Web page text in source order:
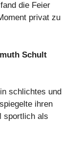
die Feier
privat zu
Schult
schlichtes und
ihren
sportlich als